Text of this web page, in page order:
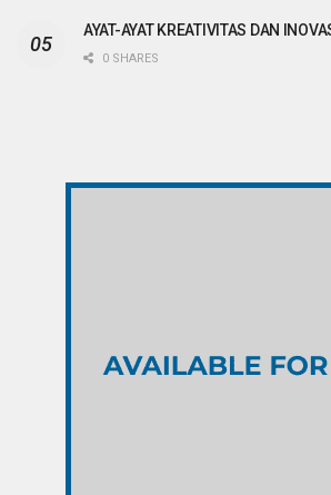
AYAT-AYAT KREATIVITAS DAN
0 SHARES